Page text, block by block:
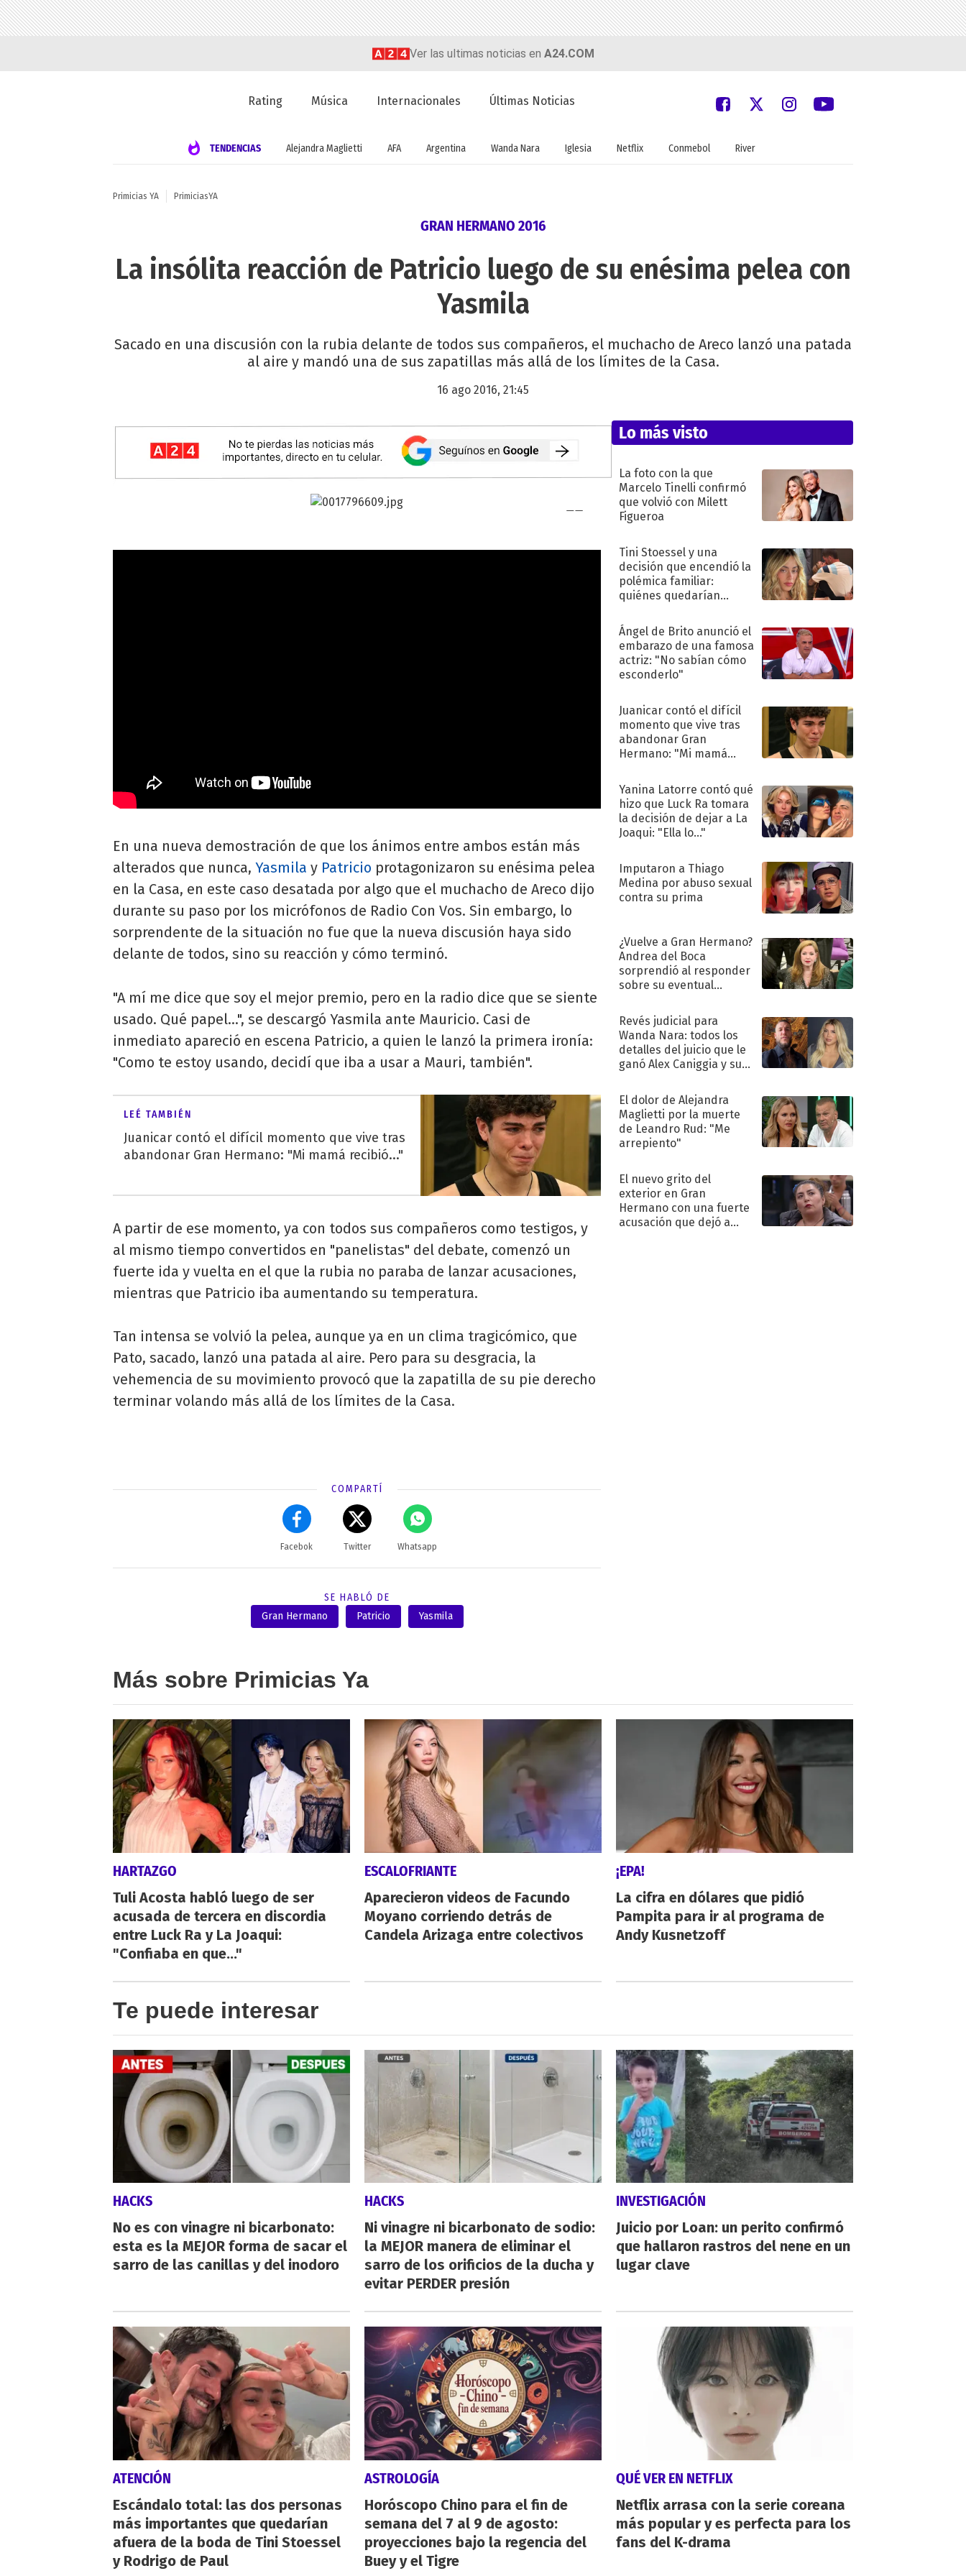
Ver las ultimas noticias en A24.COM
Rating Música Internacionales Últimas Noticias
TENDENCIAS Alejandra Maglietti AFA Argentina Wanda Nara Iglesia Netflix Conmebol River
Primicias YA PrimiciasYA
GRAN HERMANO 2016
La insólita reacción de Patricio luego de su enésima pelea con
Yasmila
Sacado en una discusión con la rubia delante de todos sus compañeros, el muchacho de Areco lanzó una patada
al aire y mandó una de sus zapatillas más allá de los límites de la Casa.
16 ago 2016, 21:45
En una nueva demostración de que los ánimos entre ambos están más
alterados que nunca, Yasmila y Patricio protagonizaron su enésima pelea
en la Casa, en este caso desatada por algo que el muchacho de Areco dijo
durante su paso por los micrófonos de Radio Con Vos. Sin embargo, lo
sorprendente de la situación no fue que la nueva discusión haya sido
delante de todos, sino su reacción y cómo terminó.
"A mí me dice que soy el mejor premio, pero en la radio dice que se siente
usado. Qué papel...", se descargó Yasmila ante Mauricio. Casi de
inmediato apareció en escena Patricio, a quien le lanzó la primera ironía:
"Como te estoy usando, decidí que iba a usar a Mauri, también".
LEÉ TAMBIÉN
Juanicar contó el difícil momento que vive tras
abandonar Gran Hermano: "Mi mamá recibió..."
A partir de ese momento, ya con todos sus compañeros como testigos, y
al mismo tiempo convertidos en "panelistas" del debate, comenzó un
fuerte ida y vuelta en el que la rubia no paraba de lanzar acusaciones,
mientras que Patricio iba aumentando su temperatura.
Tan intensa se volvió la pelea, aunque ya en un clima tragicómico, que
Pato, sacado, lanzó una patada al aire. Pero para su desgracia, la
vehemencia de su movimiento provocó que la zapatilla de su pie derecho
terminar volando más allá de los límites de la Casa.
COMPARTÍ
Facebok Twitter Whatsapp
SE HABLÓ DE
Gran Hermano
Patricio Yasmila
Lo más visto
La foto con la que
Marcelo Tinelli confirmó
que volvió con Milett
Figueroa
Tini Stoessel y una
decisión que encendió la
polémica familiar:
quiénes quedarían
Ángel de Brito anunció el
embarazo de una famosa
actriz: "No sabían cómo
esconderlo"
Juanicar contó el difícil
momento que vive tras
abandonar Gran
Hermano: "Mi mamá
Yanina Latorre contó qué
hizo que Luck Ra tomara
la decisión de dejar a La
Joaqui: "Ella lo..."
Imputaron a Thiago
Medina por abuso sexual
contra su prima
¿Vuelve a Gran Hermano?
Andrea del Boca
sorprendió al responder
sobre su eventual
Revés judicial para
Wanda Nara: todos los
detalles del juicio que le
ganó Alex Caniggia y sus
El dolor de Alejandra
Maglietti por la muerte
de Leandro Rud: "Me
arrepiento"
El nuevo grito del
exterior en Gran
Hermano con una fuerte
acusación que dejó a
Más sobre Primicias Ya
HARTAZGO
Tuli Acosta habló luego de ser
acusada de tercera en discordia
entre Luck Ra y La Joaqui:
"Confiaba en que..."
ESCALOFRIANTE
Aparecieron videos de Facundo
Moyano corriendo detrás de
Candela Arizaga entre colectivos
¡EPA!
La cifra en dólares que pidió
Pampita para ir al programa de
Andy Kusnetzoff
Te puede interesar
HACKS
No es con vinagre ni bicarbonato:
esta es la MEJOR forma de sacar el
sarro de las canillas y del inodoro
HACKS
Ni vinagre ni bicarbonato de sodio:
la MEJOR manera de eliminar el
sarro de los orificios de la ducha y
evitar PERDER presión
INVESTIGACIÓN
Juicio por Loan: un perito confirmó
que hallaron rastros del nene en un
lugar clave
ATENCIÓN
Escándalo total: las dos personas
más importantes que quedarían
afuera de la boda de Tini Stoessel
y Rodrigo de Paul
ASTROLOGÍA
Horóscopo Chino para el fin de
semana del 7 al 9 de agosto:
proyecciones bajo la regencia del
Buey y el Tigre
QUÉ VER EN NETFLIX
Netflix arrasa con la serie coreana
más popular y es perfecta para los
fans del K-drama